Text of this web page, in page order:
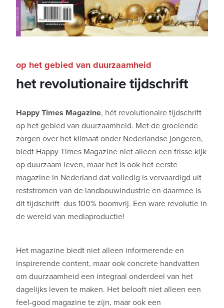
het revolutionaire tijdschrift
op het gebied van duurzaamheid
Happy Times Magazine, hét revolutionaire tijdschrift
op het gebied van duurzaamheid. Met de groeiende
zorgen over het klimaat onder Nederlandse jongeren,
biedt Happy Times Magazine niet alleen een frisse kijk
op duurzaam leven, maar het is ook het eerste
magazine in Nederland dat volledig is vervaardigd uit
reststromen van de landbouwindustrie en daarmee is
dit tijdschrift dus 100% boomvrij. Een ware revolutie in
de wereld van mediaproductie!
Het magazine biedt niet alleen informerende en
inspirerende content, maar ook concrete handvatten
om duurzaamheid een integraal onderdeel van het
dagelijks leven te maken. Het belooft niet alleen een
feel-good magazine te zijn, maar ook een